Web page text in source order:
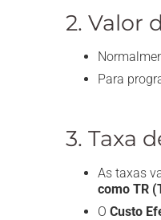
2. Valor
Para
3. Taxa
As taxas
como TR
O Custo